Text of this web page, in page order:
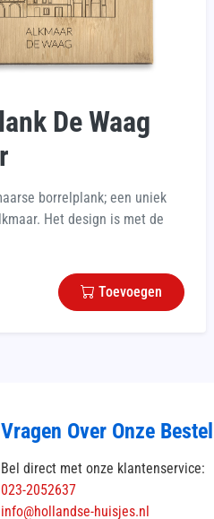
De Waag
borrelplank; een uniek
Het design is met de
Toevoegen
Vragen Over Onze
Bel direct met onze klantenservice:
023-2052637
info@hollandse-huisjes.nl